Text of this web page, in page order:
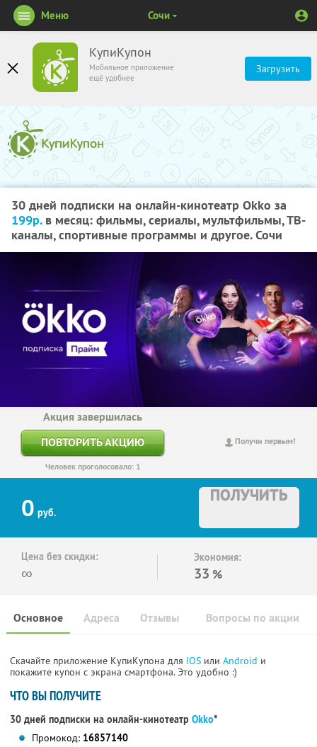
КупиКупон
Мобильное приложение
ещё удобнее
Загрузить
Меню Сочи
30 дней подписки на онлайн-кинотеатр Okko за
199р.в месяц: фильмы, сериалы, мультфильмы, ТВ-
каналы, спортивные программы и другое. Сочи
Получи первым!
Акция завершилась
ПОВТОРИТЬ АКЦИЮ
Человек проголосовало: 1
0 руб.
ПОЛУЧИТЬ
Цена без скидки:
∞
Экономия:
33 %
Основное Отзывы Вопросы по акции
Адреса
Скачайте приложение КупиКупона для IOS или Android и
покажите купон с экрана смартфона. Это удобно :)
ЧТО ВЫ ПОЛУЧИТЕ
30 дней подписки на онлайн-кинотеатр Okko*
Промокод: 16857140